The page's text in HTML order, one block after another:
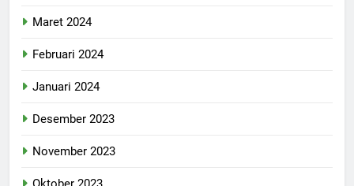
Maret 2024
Februari 2024
Januari 2024
Desember 2023
November 2023